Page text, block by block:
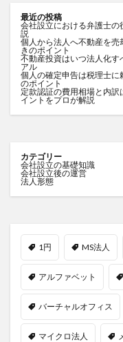
最近の投稿
会社設立における弁護士
説
個人から法人へ不動産を
きのポイント
不動産投資はいつ法人化
アル
個人の確定申告は税理士
のポイント
定款認証の費用相場と内
イントをプロが解説
カテゴリー
会社設立の基礎知識
会社設立後の運営
法人形態
1円 MS法人
アルファベット
バーチャルオフィス
マイクロ法人